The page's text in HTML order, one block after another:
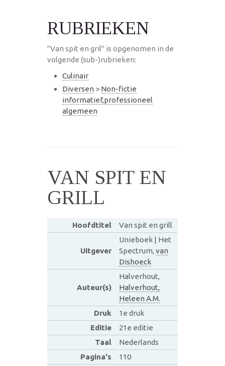
RUBRIEKEN
"Van spit en gril" is opgenomen in de
volgende (sub-)rubrieken:
Culinair
Diversen > Non-fictie
informatief,professioneel
algemeen
VAN SPIT EN
GRILL
Hoofdtitel Van spit en grill
Uitgever
Unieboek | Het
Spectrum, van
Dishoeck
Auteur(s)
Halverhout,
Halverhout,
Heleen A.M.
Druk
1e druk
Editie
21e editie
Taal
Nederlands
Pagina's
110